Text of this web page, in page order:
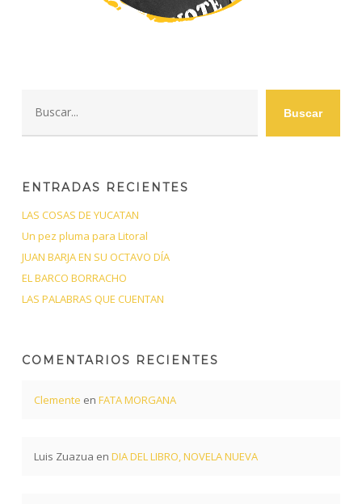
Buscar
ENTRADAS RECIENTES
LAS COSAS DE YUCATAN
Un pez pluma para Litoral
JUAN BARJA EN SU OCTAVO DÍA
EL BARCO BORRACHO
LAS PALABRAS QUE CUENTAN
COMENTARIOS RECIENTES
Clemente en FATA MORGANA
Luis Zuazua en DIA DEL LIBRO, NOVELA NUEVA